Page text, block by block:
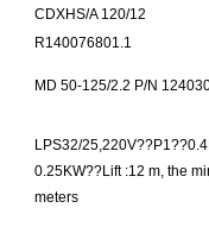
CDXHS/A 120/12
R140076801.1
MD 50-125/2.2 P/N
LPS32/
0.25KW??Lift :12 m, the
meters